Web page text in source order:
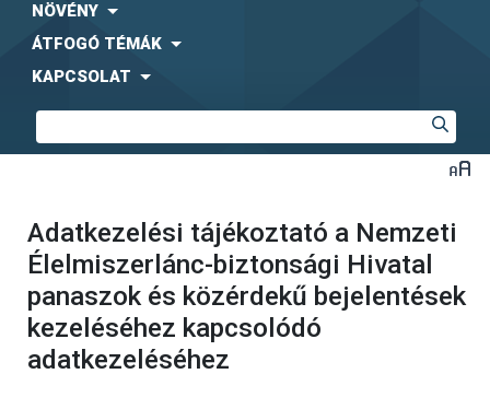
NÖVÉNY
ÁTFOGÓ TÉMÁK
KAPCSOLAT
Adatkezelési tájékoztató a Nemzeti
Élelmiszerlánc-biztonsági Hivatal
panaszok és közérdekű bejelentések
kezeléséhez kapcsolódó
adatkezeléséhez